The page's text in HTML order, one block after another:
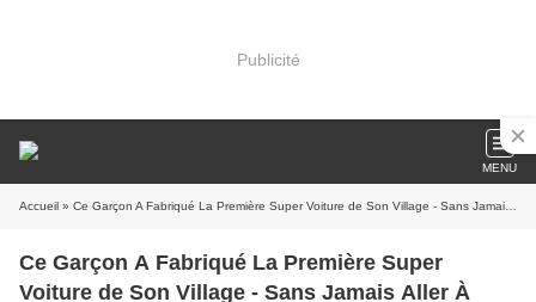
Publicité
MENU
Accueil » Ce Garçon A Fabriqué La Première Super Voiture de Son Village - Sans Jamais Aller À l'École
Ce Garçon A Fabriqué La Première Super
Voiture de Son Village - Sans Jamais Aller À